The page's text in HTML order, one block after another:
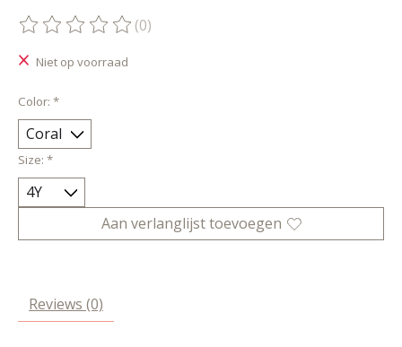
De beoordeling van dit product is
(0)
Niet op voorraad
Color: *
Size: *
Aan verlanglijst toevoegen
Reviews (0)